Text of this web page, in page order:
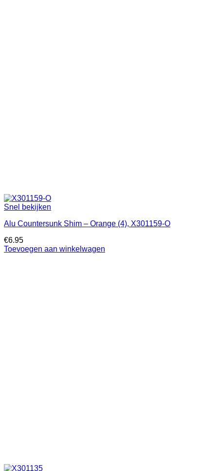
Snel bekijken
Alu Countersunk Shim – Orange (4), X301159-O
€6.95
Toevoegen aan winkelwagen